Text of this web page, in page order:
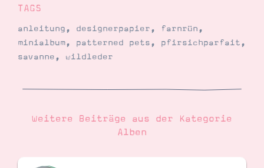
TAGS
anleitung, designerpapier, farnrün,
minialbum, patterned pets, pfirsichparfait,
savanne, wildleder
Weitere Beiträge aus der Kategorie
Alben